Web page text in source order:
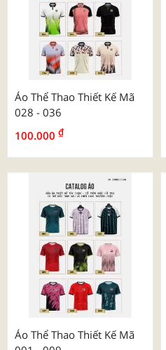
Áo Thể Thao Thiết Kế Mã
028 - 036
100.000 ₫
Áo Thể Thao Thiết Kế Mã